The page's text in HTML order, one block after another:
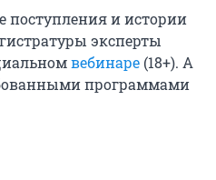
поступления и истории
эксперты
вебинаре (18+). А
программами